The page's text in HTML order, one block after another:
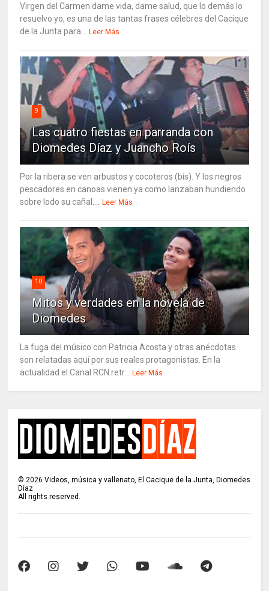
Virgen del Carmen dame vida, dame salud, que lo demás lo
resuelvo yo, es una de las tantas frases célebres del Cacique
de la Junta para...
Leer Más
9
Las cuatro fiestas en parranda con
Diomedes Díaz y Juancho Roís
Por la ribera se ven arbustos y cocoteros (bis). Y los negros
pescadores en canoas vienen ya como lanzaban hundiendo
sobre lodo su cañal....
Leer Más
10
Mitos y verdades en la novela de
Diomedes
La fuga del músico con Patricia Acosta y otras anécdotas
son relatadas aquí por sus reales protagonistas. En la
actualidad el Canal RCN retr...
Leer Más
©2026 Videos, música y vallenato, El Cacique de la Junta, Diomedes
Díaz
All rights reserved.